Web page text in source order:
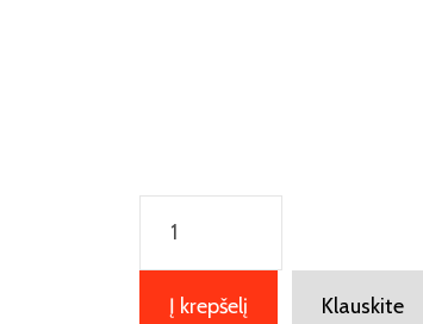
kiekis:
komplektas
Į krepšelį Klauskite